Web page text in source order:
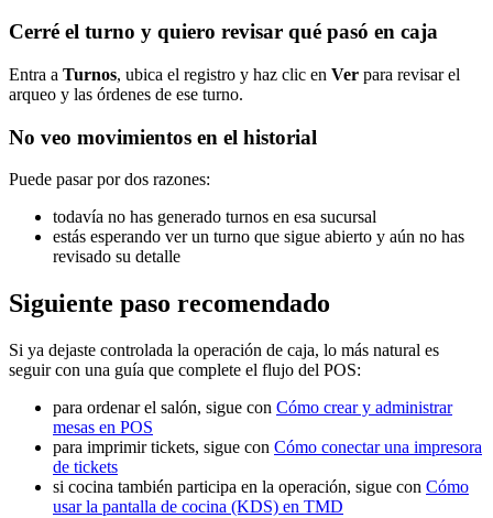
Cerré el turno y quiero revisar qué pasó en caja
Entra a Turnos, ubica el registro y haz clic en Ver para revisar el
arqueo y las órdenes de ese turno.
No veo movimientos en el historial
Puede pasar por dos razones:
todavía no has generado turnos en esa sucursal
estás esperando ver un turno que sigue abierto y aún no has
revisado su detalle
Siguiente paso recomendado
Si ya dejaste controlada la operación de caja, lo más natural es
seguir con una guía que complete el flujo del POS:
para ordenar el salón, sigue con Cómo crear y administrar
mesas en POS
para imprimir tickets, sigue con Cómo conectar una impresora
de tickets
si cocina también participa en la operación, sigue con Cómo
usar la pantalla de cocina (KDS) en TMD